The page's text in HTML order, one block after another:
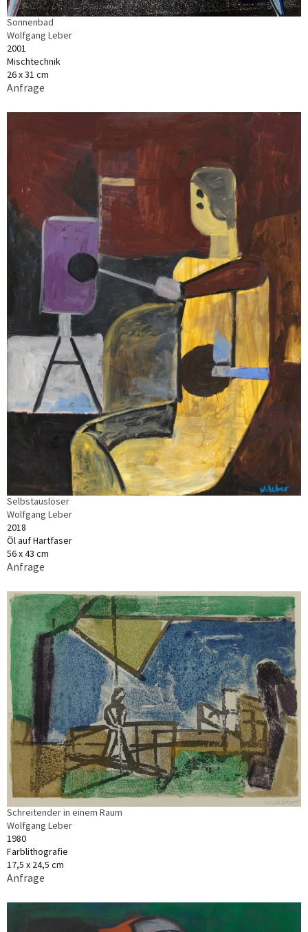
Sonnenbad
Wolfgang Leber
2001
Mischtechnik
26 x 31 cm
Anfrage
Selbstauslöser
Wolfgang Leber
2018
Öl auf Hartfaser
56 x 43 cm
Anfrage
Schreitender in einem Raum
Wolfgang Leber
1980
Farblithografie
17,5 x 24,5 cm
Anfrage